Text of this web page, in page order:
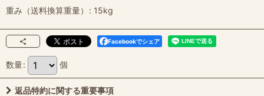
重み（送料換算重量）
: 15kg
Facebookでシェア
数量: 個
返品特約に関する重要事項